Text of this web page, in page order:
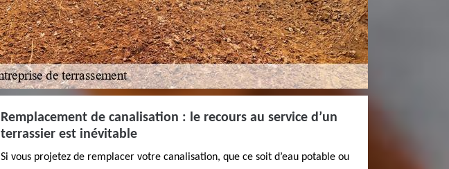
Remplacement de canalisation : le recours au service d’un
terrassier est inévitable
Si vous projetez de remplacer votre canalisation, que ce soit d’eau potable ou